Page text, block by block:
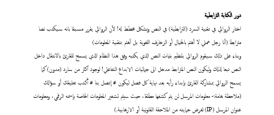
دور الكتابة الترابطية
اختار الروائي في تقنية السرد (الترابطية) في النص وبشكل مخطط له! لأن الروائي يقرر مسبقا بانه سيكتب نصا
مترابطا (أنا رجل عملي لا أهتم بالخيال أو الزخارف اللغوية بل أهتم بتقنية المعلومات)
وبناء على ذلك سيقوم الروائي بتنظيم بنيات النص الذي يكتبه وفق هذا النظام الذي يسمح للقارئ بالانتقال داخل
النص تبعا لذلك وليكون النص المترابط مدخل الى جماليات الابداع التفاعلي! لوجود اكثر من سارد (مدون) كما
يسمح الروائي بمشاركة القارئ بإبداء رأيه بعد نهاية كل فصل ليكون # إتصل بنا # أكتب تعليقك أو سؤالك
(ملاحظة هامة:- معلومات المرسل لن يتم كشفها مطلقا، حيث سيتم تشفير المعلومات الخاصة بإسمه الرقمي، ومعلومات
عنوان المرسل (IP) لغرض حمايته من الملاحقة القانونية أو الارهابية.)